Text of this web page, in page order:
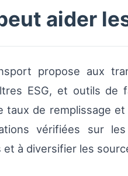
aider
propose aux
ESG, et outils
de remplissage
vérifiées sur
à diversifier les